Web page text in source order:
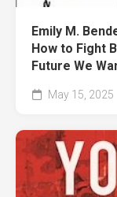
Emily M.
How to Fight
Future We
May 15, 2025